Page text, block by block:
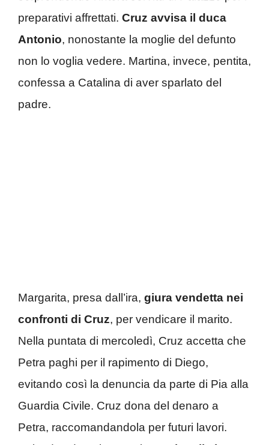
preparativi affrettati. Cruz avvisa il duca
Antonio, nonostante la moglie del defunto
non lo voglia vedere. Martina, invece, pentita,
confessa a Catalina di aver sparlato del
padre.
Margarita, presa dall’ira, giura vendetta nei
confronti di Cruz, per vendicare il marito.
Nella puntata di mercoledì, Cruz accetta che
Petra paghi per il rapimento di Diego,
evitando così la denuncia da parte di Pia alla
Guardia Civile. Cruz dona del denaro a
Petra, raccomandandola per futuri lavori.